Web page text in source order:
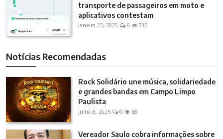
transporte de passageiros em moto e
aplicativos contestam
Janeiro 23, 2025 0 715
Notícias Recomendadas
Rock Solidário une música, solidariedade
e grandes bandas em Campo Limpo
Paulista
Julho 8, 2026 0 68
Vereador Saulo cobra informações sobre